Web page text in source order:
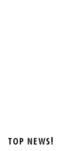
TOP NEWS!